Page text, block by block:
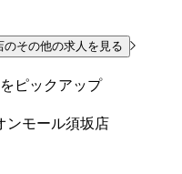
その他の求人を見る
ピックアップ
ンモール須坂店